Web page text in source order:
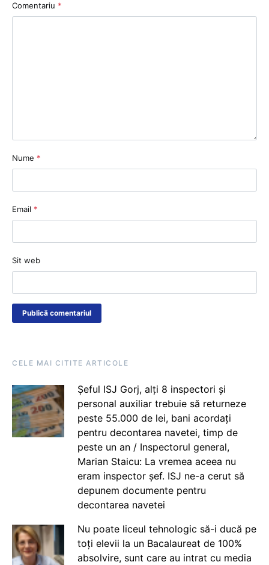
Comentariu *
Nume *
Email *
Sit web
CELE MAI CITITE ARTICOLE
Șeful ISJ Gorj, alți 8 inspectori și
personal auxiliar trebuie să returneze
peste 55.000 de lei, bani acordați
pentru decontarea navetei, timp de
peste un an / Inspectorul general,
Marian Staicu: La vremea aceea nu
eram inspector șef. ISJ ne-a cerut să
depunem documente pentru
decontarea navetei
Nu poate liceul tehnologic să-i ducă pe
toți elevii la un Bacalaureat de 100%
absolvire, sunt care au intrat cu media